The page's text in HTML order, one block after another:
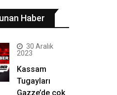
Haber
30 Aralık
2023
Kassam
Tugayları
Gazze’de çok